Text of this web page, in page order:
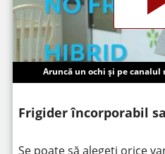
Aruncă un ochi și pe canalul
Frigider încorporabil
Se poate să alegeți orice